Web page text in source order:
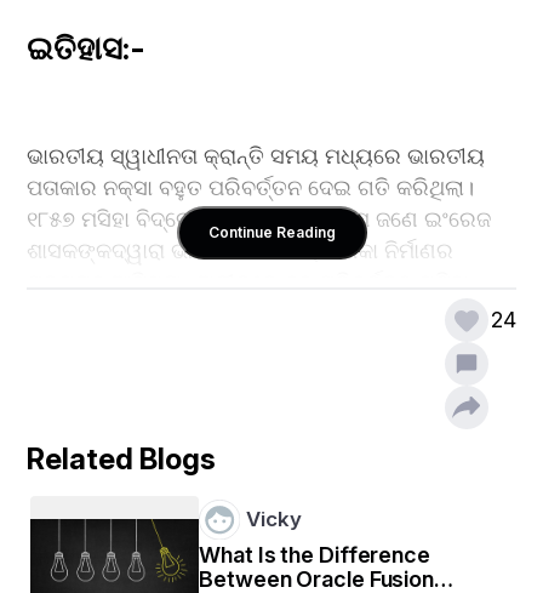
ଇତିହାସ:-
ଭାରତୀୟ ସ୍ୱାଧୀନତା କ୍ରାନ୍ତି ସମୟ ମଧ୍ୟରେ ଭାରତୀୟ
ପତାକାର ନକ୍ସା ବହୁତ ପରିବର୍ତ୍ତନ ଦେଇ ଗତି କରିଥିଲା।
୧୮୫୭ ମସିହା ବିଦ୍ରୋହ ସମୟରେ ପ୍ରଥମେ ଜଣେ ଇଂରେଜ
ଶାସକଙ୍କଦ୍ୱାରା ଭାରତର ଏକକୀୟ ପତାକା ନିର୍ମାଣର
ପରେ ଶେଷରେ ସ୍ୱାଧୀନ ଭାରତର ଜାତୀୟ ପତାକା ଭାବେ
ଜାତୀୟ ପତାକା ୧୯୦୬ ମସିହା ଅଗଷ୍ଟ ୭ରେ କଲିକତାସ୍ଥିତ
ଲାଲ, ହଳଦୀ ଓ ସବୁଜ ଥିଲା । ଦ୍ୱିତୀୟ ଜାତୀୟ ପତାକା
ଜର୍ମାନୀର ଷ୍ଟୁଟଗାର୍ଟ ସହରରେ ୧୯୦୭ ମସିହା ଅଗଷ୍ଟ ୨୨ରେ
ଉତ୍ତୋଳନ କରାଯାଇଥିଲା । ଏହାକୁ ସେତେବେଳେ ସପ୍ତର୍ଷି
ପତାକା କୁହାଯାଉଥିଲା । ୧୯୦୬ ପତାକାଠାରୁ ଏହା ଦେଖିବାକୁ
Continue Reading
24
Related Blogs
Vicky
What Is the Difference
Between Oracle Fusion